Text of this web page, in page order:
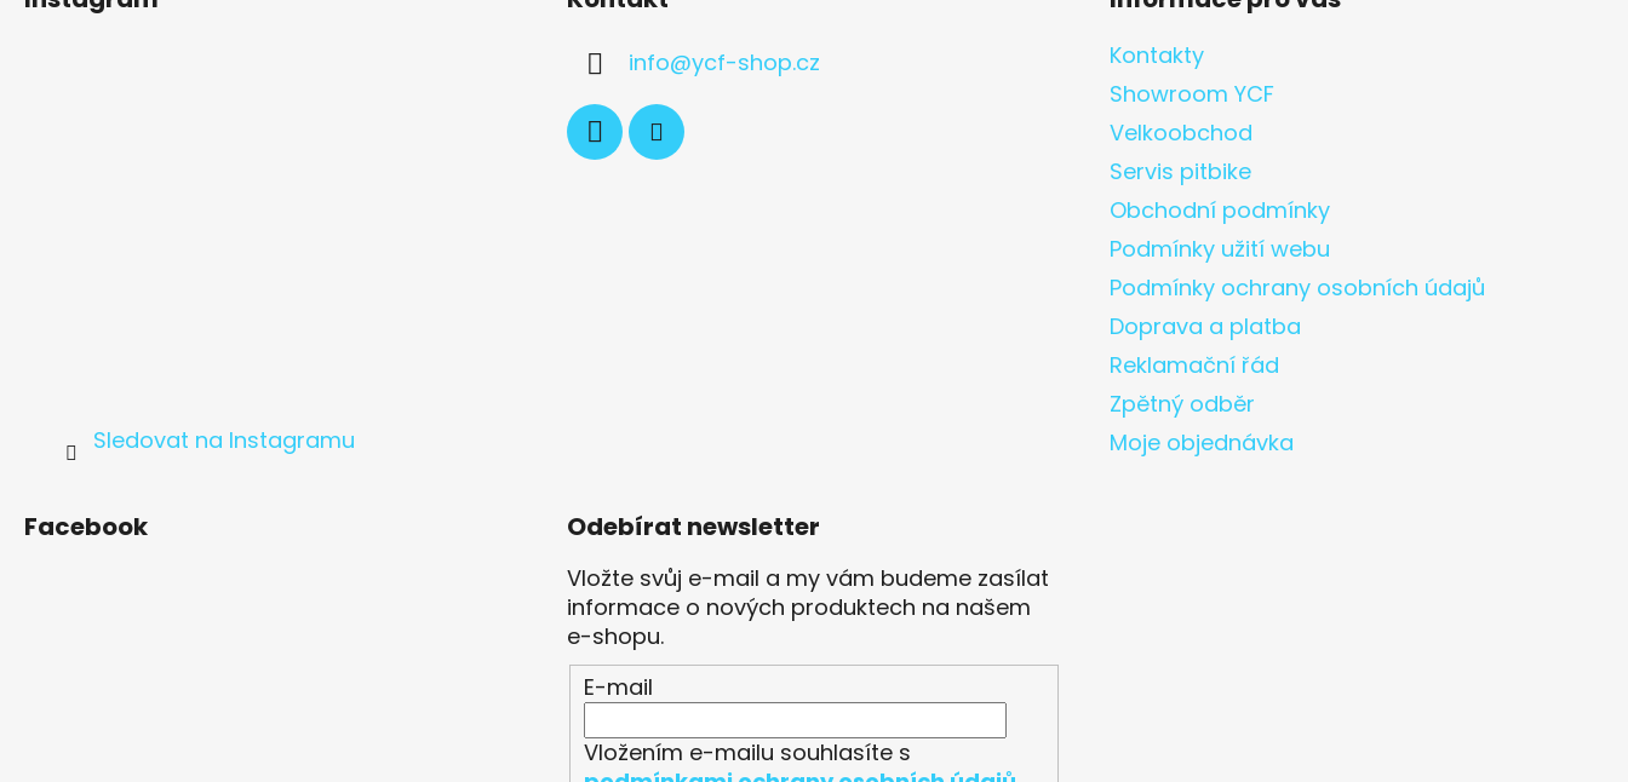
Sledovat na Instagramu
info@ycf-shop.cz
Kontakty
Showroom YCF
Velkoobchod
Servis pitbike
Obchodní podmínky
Podmínky užití webu
Podmínky ochrany osobních údajů
Doprava a platba
Reklamační řád
Zpětný odběr
Moje objednávka
Facebook Odebírat newsletter
Vložte svůj e-mail a my vám budeme zasílat
informace o nových produktech na našem
e-shopu.
E-mail
Vložením e-mailu souhlasíte s